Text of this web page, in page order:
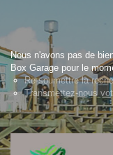
Nous n'avons pas de
Box Garage pour le
Re-soumettre la
Transmettez-nous